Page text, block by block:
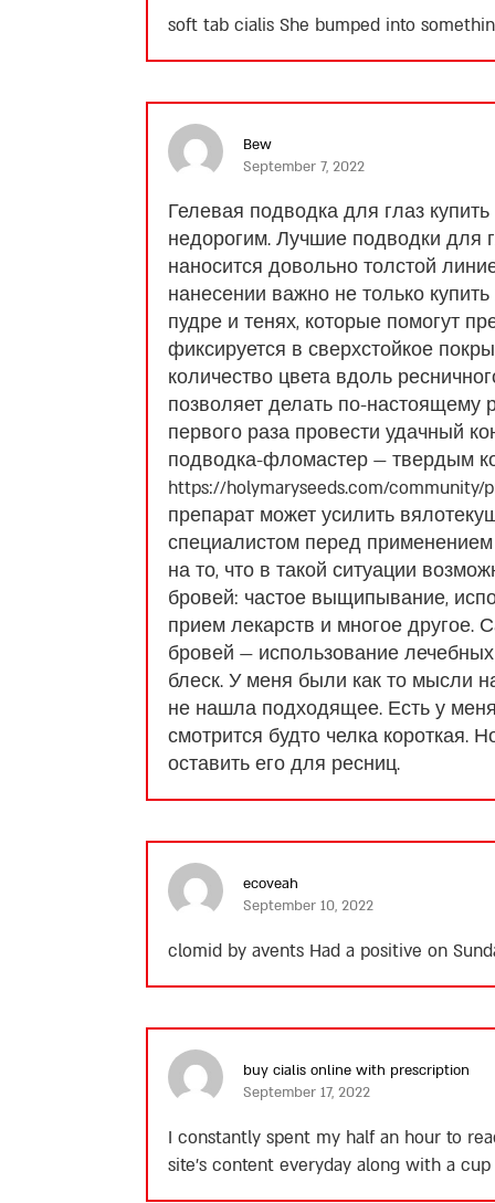
soft tab cialis She bumped into
Bew
September 7, 2022
Гелевая подводка для глаз
недорогим. Лучшие подводки для
наносится довольно толстой
нанесении важно не только
пудре и тенях, которые помогут
фиксируется в сверхстойкое
количество цвета вдоль
позволяет делать по-настоящему
первого раза провести удачный
подводка-фломастер — твердым
https://holymaryseeds.com/community/
препарат может усилить
специалистом перед
на то, что в такой ситуации
бровей: частое выщипывание,
прием лекарств и многое другое.
бровей — использование
блеск. У меня были как то мысли
не нашла подходящее. Есть у
смотрится будто челка короткая.
оставить его для ресниц.
ecoveah
September 10, 2022
clomid by avents Had a positive on
buy cialis online with prescription
September 17, 2022
I constantly spent my half an hour to
site’s content everyday along with a